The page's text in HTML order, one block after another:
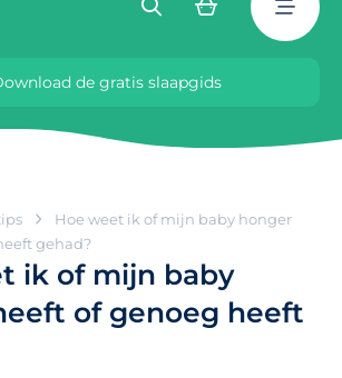
de gratis slaapgids
Hoe weet ik of mijn baby honger
gehad?
ik of mijn baby
of genoeg heeft